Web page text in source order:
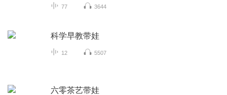
77 3644
科学早教带娃
12 5507
六零茶艺带娃